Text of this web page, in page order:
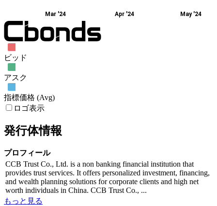
Mar '24 Apr '24 May '24
ビッド
アスク
指標価格 (Avg)
ロゴ表示
発行体情報
プロフィール
CCB Trust Co., Ltd. is a non banking financial institution that
provides trust services. It offers personalized investment, financing,
and wealth planning solutions for corporate clients and high net
worth individuals in China. CCB Trust Co., ...
もっと見る